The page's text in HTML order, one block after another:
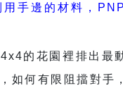
手邊的材料，
的花園裡排出最
如何有限阻擋對手